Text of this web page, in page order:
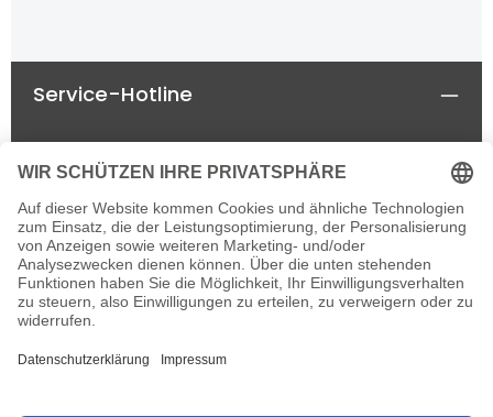
Service-Hotline
Rechtliches
Informationen
Newsletter